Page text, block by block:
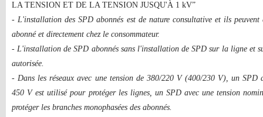
LA TENSION ET DE LA TENSION JUSQU'À 1 kV”
- L'installation des SPD abonnés est de nature consultative et ils
abonné et directement chez le consommateur.
- L'installation de SPD abonnés sans l'installation de SPD sur la ligne et
autorisée.
- Dans les réseaux avec une tension de 380/220 V (400/230 V), un SPD
450 V est utilisé pour protéger les lignes, un SPD avec une tension
protéger les branches monophasées des abonnés.